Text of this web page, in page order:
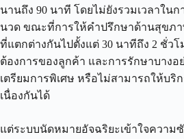
นานถึง 90 นาที โดยไม่ยังรวมเวลาใน
นวด ขณะที่การให้คำปรึกษาด้านสุขภา
ที่แตกต่างกันไปตั้งแต่ 30 นาทีถึง 2 ชั่ว
ต้องการของลูกค้า และการรักษาบางอ
เตรียมการพิเศษ หรือไม่สามารถให้บริ
เนื่องกันได้
แต่ระบบนัดหมายอัจฉริยะเข้าใจความ